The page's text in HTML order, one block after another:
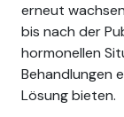
erneut
bis nach der
hormonellen
Behandlungen
Lösung bieten.